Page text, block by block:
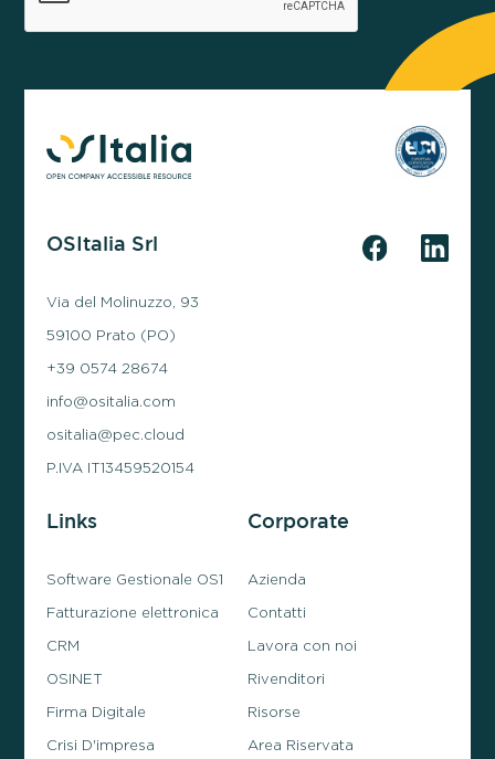
OSItalia Srl
Via del Molinuzzo, 93
59100 Prato (PO)
+39 0574 28674
info@ositalia.com
ositalia@pec.cloud
P.IVA IT13459520154
Links
Software Gestionale OS1
Fatturazione elettronica
CRM
OSINET
Firma Digitale
Crisi D'impresa
Corporate
Azienda
Contatti
Lavora con noi
Rivenditori
Risorse
Area Riservata